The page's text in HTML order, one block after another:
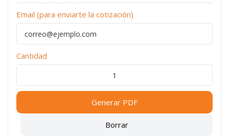
Email (para enviarte la cotización)
Cantidad
Generar PDF
Borrar